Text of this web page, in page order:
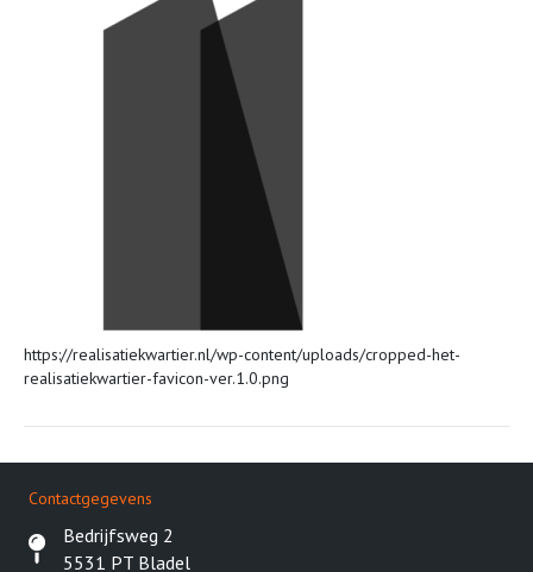
https://realisatiekwartier.nl/wp-content/uploads/cropped-het-
realisatiekwartier-favicon-ver.1.0.png
Contactgegevens
Bedrijfsweg 2
5531 PT Bladel